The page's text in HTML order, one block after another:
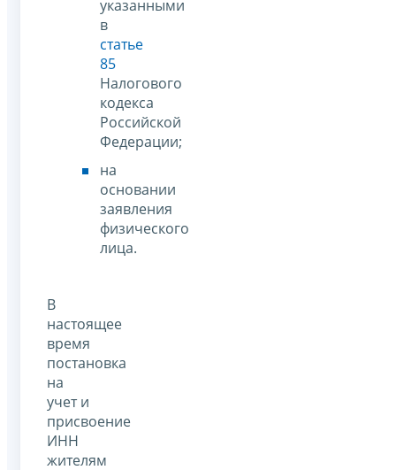
указанными
в
статье
85
Налогового
кодекса
Российской
Федерации;
на
основании
заявления
физического
лица.
В
настоящее
время
постановка
на
учет и
присвоение
ИНН
жителям